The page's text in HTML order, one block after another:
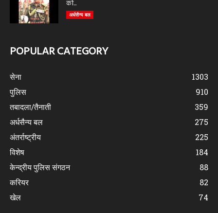
को...
अर्धसैन्य बल
POPULAR CATEGORY
सेना
1303
पुलिस
910
तबादला/तैनाती
359
अर्धसैन्य बल
275
अंतर्राष्ट्रीय
225
विशेष
184
केन्द्रीय पुलिस संगठन
88
करियर
82
खेल
74